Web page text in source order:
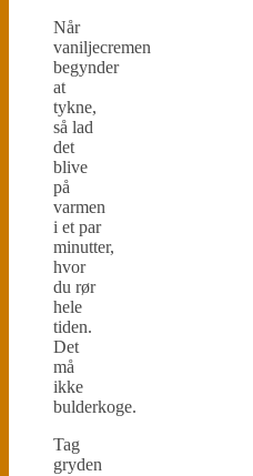
Når
vaniljecremen
begynder
at
tykne,
så lad
det
blive
på
varmen
i et par
minutter,
hvor
du rør
hele
tiden.
Det
må
ikke
bulderkoge.
Tag
gryden